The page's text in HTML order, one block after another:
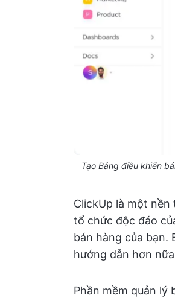
Tạo Bảng điều khiển
ClickUp là một nền
tổ chức độc đáo
bán hàng của bạn.
hướng dẫn hơn
Phần mềm quản lý